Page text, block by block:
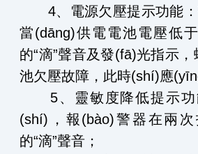
4、電源欠壓提示功能：
當(dāng)供電電池電壓低于
的“滴”聲音及發(fā)光指示
池欠壓故障，此時(shí)應
5、靈敏度降低提示
(shí)，報(bào)警器
的“滴”聲音；